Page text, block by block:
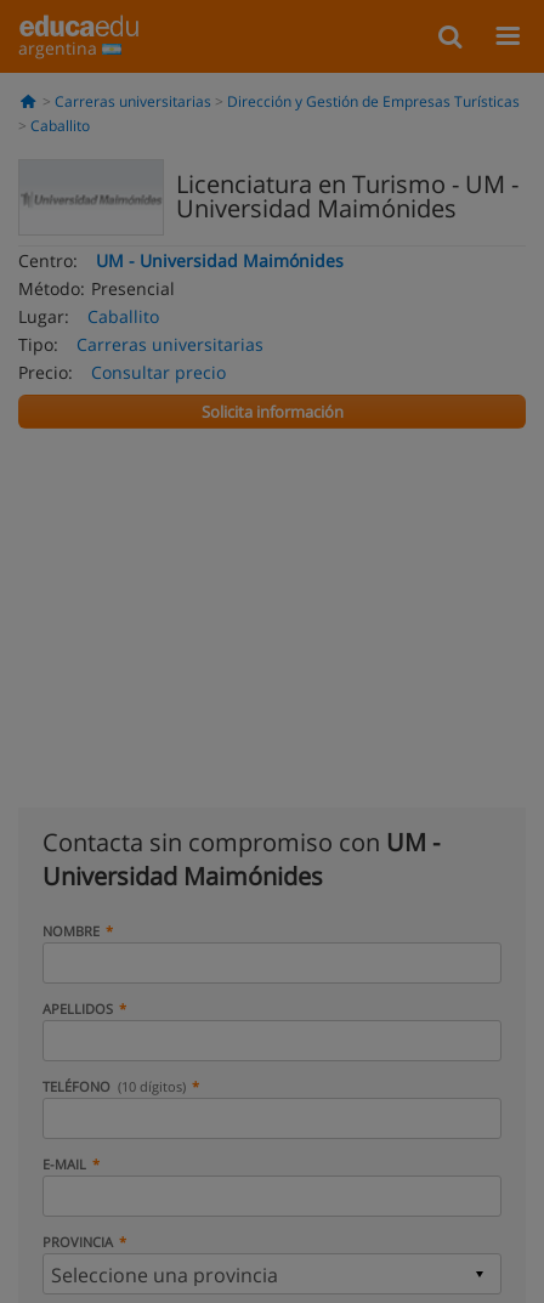
argentina
Carreras universitarias
Dirección y Gestión de Empresas Turísticas
Caballito
Licenciatura en Turismo - UM -
Universidad Maimónides
Centro:
UM - Universidad Maimónides
Método: Presencial
Lugar:
Caballito
Tipo:
Carreras universitarias
Precio:
Consultar precio
Solicita información
Contacta sin compromiso con UM -
Universidad Maimónides
NOMBRE
APELLIDOS
TELÉFONO (10 dígitos)
E-MAIL
PROVINCIA